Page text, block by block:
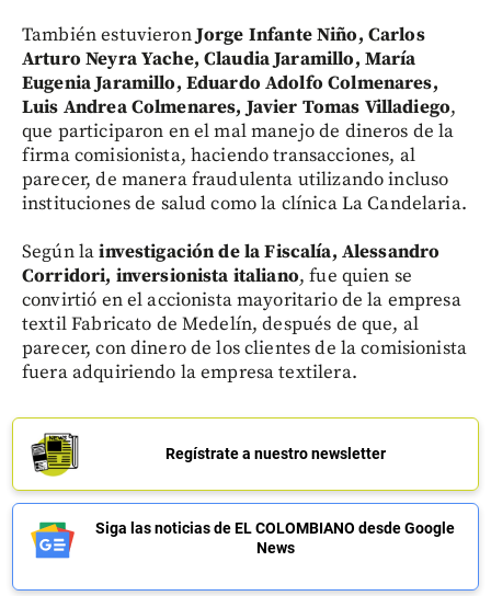
También estuvieronJorge Infante Niño, Carlos
Arturo Neyra Yache, Claudia Jaramillo, María
Eugenia Jaramillo, Eduardo Adolfo Colmenares,
Luis Andrea Colmenares, Javier Tomas Villadiego,
que participaron en el mal manejo de dineros de la
firma comisionista, haciendo transacciones, al
parecer, de manera fraudulenta utilizando incluso
instituciones de salud como la clínica La Candelaria.
Según lainvestigación de la Fiscalía, Alessandro
Corridori, inversionista italiano, fue quien se
convirtió en el accionista mayoritario de la empresa
textil Fabricato de Medelín, después de que, al
parecer, con dinero de los clientes de la comisionista
fuera adquiriendo la empresa textilera.
Regístrate a nuestro newsletter
Siga las noticias de EL COLOMBIANO desde Google
News